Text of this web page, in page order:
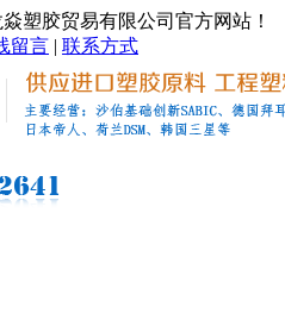
塑胶贸易有限公司官方网站！
留言 | 联系方式